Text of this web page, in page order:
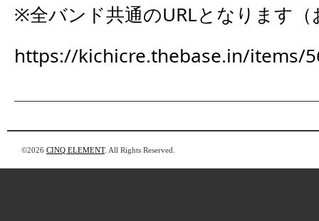
※全バンド共通のURLとなります（
https://kichicre.thebase.in/items/
©2026 CINQ ELEMENT. All Rights Reserved.